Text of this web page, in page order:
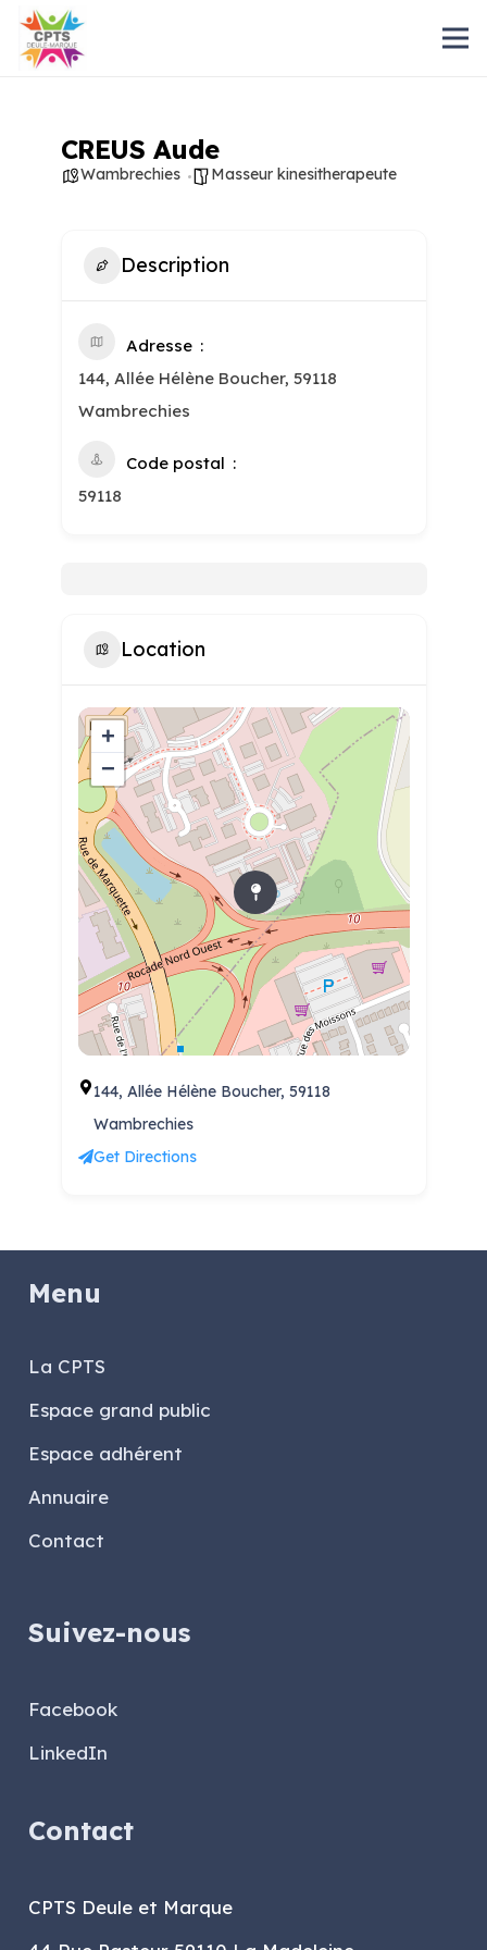
CREUS Aude
Wambrechies Masseur kinesitherapeute
Description
Adresse
144, Allée Hélène Boucher, 59118
Wambrechies
Code postal
59118
Location
+
−
144, Allée Hélène Boucher, 59118
Wambrechies
Get Directions
Menu
La CPTS
Espace grand public
Espace adhérent
Annuaire
Contact
Suivez-nous
Facebook
LinkedIn
Contact
CPTS Deule et Marque